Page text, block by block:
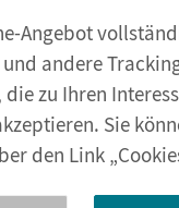
Angebot
andere
zu Ihren
Sie
den Link
Geräte